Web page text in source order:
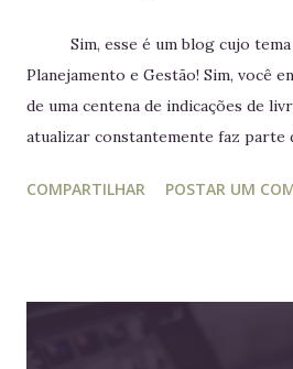
Sim, esse é um blog cujo tema
Planejamento e Gestão! Sim, você
de uma centena de indicações de
atualizar constantemente faz parte
planejamento e gestão a leitura e
COMPARTILHAR POSTAR UM